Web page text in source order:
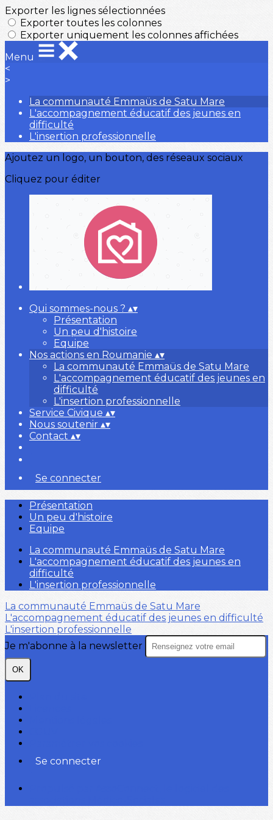
Exporter les lignes sélectionnées
Exporter toutes les colonnes
Exporter uniquement les colonnes affichées
Menu
<
>
La communauté Emmaüs de Satu Mare
L'accompagnement éducatif des jeunes en
difficulté
L'insertion professionnelle
Ajoutez un logo, un bouton, des réseaux sociaux
Cliquez pour éditer
Qui sommes-nous ? ▴▾
Présentation
Un peu d'histoire
Equipe
Nos actions en Roumanie ▴▾
La communauté Emmaüs de Satu Mare
L'accompagnement éducatif des jeunes en
difficulté
L'insertion professionnelle
Service Civique ▴▾
Nous soutenir ▴▾
Contact ▴▾
Se connecter
Présentation
Un peu d'histoire
Equipe
La communauté Emmaüs de Satu Mare
L'accompagnement éducatif des jeunes en
difficulté
L'insertion professionnelle
La communauté Emmaüs de Satu Mare
L'accompagnement éducatif des jeunes en difficulté
L'insertion professionnelle
Je m'abonne à la newsletter
OK
Se connecter